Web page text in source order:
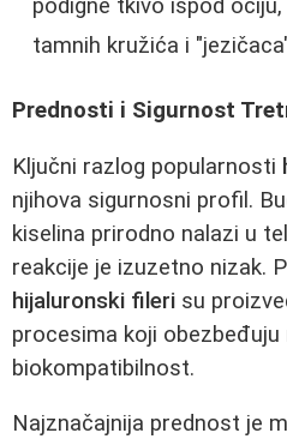
podigne tkivo ispod
tamnih kružića i
Prednosti i Sigurnost
Ključni razlog popularnosti
njihova sigurnosni profil.
kiselina prirodno nalazi u
reakcije je izuzetno nizak.
hijaluronski fileri su
procesima koji
biokompatibilnost.
Najznačajnija prednost je